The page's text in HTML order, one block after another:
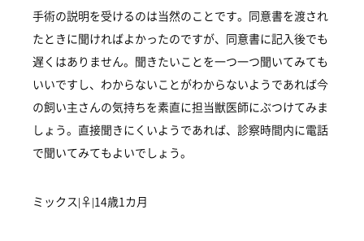
手術の説明を受けるのは当然のことです。同意書を渡され
たときに聞ければよかったのですが、同意書に記入後でも
遅くはありません。聞きたいことを一つ一つ聞いてみても
いいですし、わからないことがわからないようであれば今
の飼い主さんの気持ちを素直に担当獣医師にぶつけてみま
しょう。直接聞きにくいようであれば、診察時間内に電話
で聞いてみてもよいでしょう。
ミックス|♀|14歳1カ月